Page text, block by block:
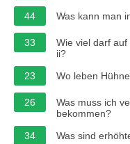
44 Was kann man
33
Wie viel darf
ii?
23
Wo leben
26
Was muss ich
bekommen?
34
Was sind